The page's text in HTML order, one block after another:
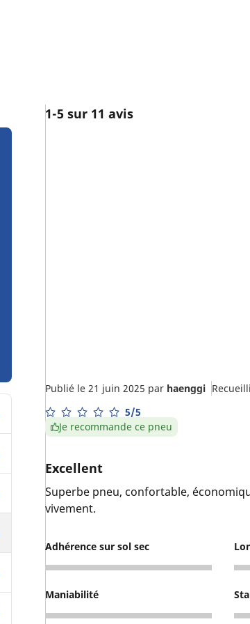
1-5 sur 11 avis
Publié le 21 juin 2025 par haenggi
5/5
Je recommande ce pneu
Excellent
Superbe pneu, confortable,
vivement.
Adhérence sur sol sec
5 5
Maniabilité
5 5